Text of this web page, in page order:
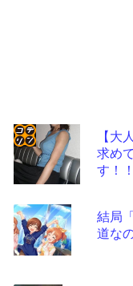
【大
求め
す！！
結局
道な
コテ
- 固
定リ
ンク